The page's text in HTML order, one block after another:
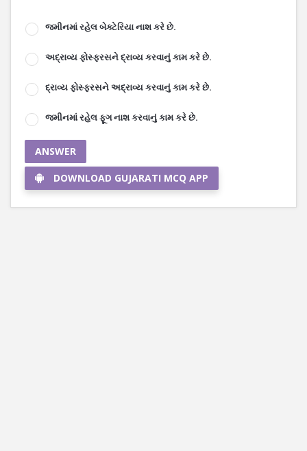
જમીનમાં રહેલ બેક્ટેરિયા નાશ કરે છે.
અદ્રાવ્ય ફોસ્ફરસને દ્રાવ્ય કરવાનું કામ કરે છે.
દ્રાવ્ય ફોસ્ફરસને અદ્રાવ્ય કરવાનું કામ કરે છે.
જમીનમાં રહેલ ફૂગ નાશ કરવાનું કામ કરે છે.
ANSWER
DOWNLOAD GUJARATI MCQ APP